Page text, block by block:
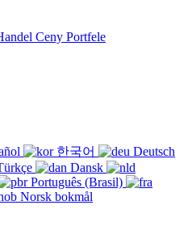
Ceny Portfele
한국어
Deutsch
Dansk
Português (Brasil)
Norsk bokmål